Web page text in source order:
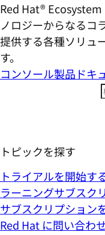
Red Hat®
ノロジーからなるコ
提供する各種ソリュ
す。
コンソール製品ドキ
トピックを探す
トライアルを開始す
ラーニングサブスク
サブスクリプション
Red Hat に問い合わ